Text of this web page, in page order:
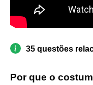
35 questões
Por que o